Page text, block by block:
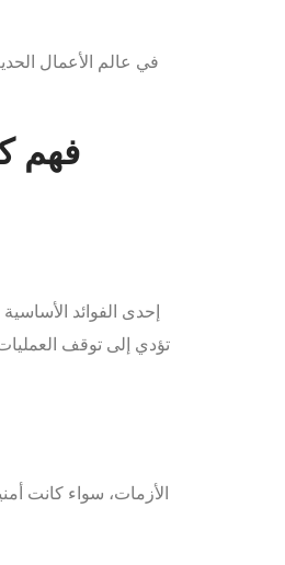
في عالم الأعمال
فهم
إحدى الفوائد
تؤدي إلى توقف
الأزمات، سواء كانت